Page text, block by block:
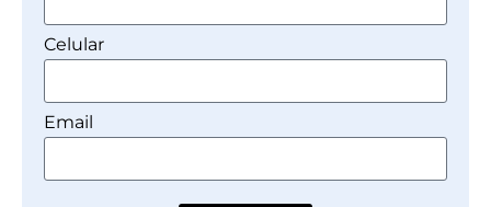
Celular
Email